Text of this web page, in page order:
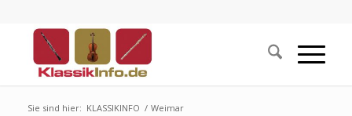
Sie sind hier: KLASSIKINFO / Weimar